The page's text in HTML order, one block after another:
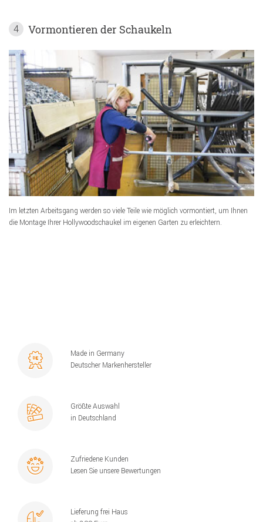
4 Vormontieren der Schaukeln
Im letzten Arbeitsgang werden so viele Teile wie möglich vormontiert, um Ihnen
die Montage Ihrer Hollywoodschaukel im eigenen Garten zu erleichtern.
Made in Germany
Deutscher Markenhersteller
Größte Auswahl
in Deutschland
Zufriedene Kunden
Lesen Sie unsere Bewertungen
Lieferung frei Haus